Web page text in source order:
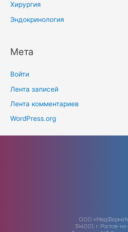
Хирургия
Эндокринология
Мета
Войти
Лента записей
Лента комментариев
WordPress.org
ООО
344001, г. Ростов-